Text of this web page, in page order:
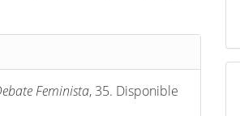
Feminista, 35. Disponible